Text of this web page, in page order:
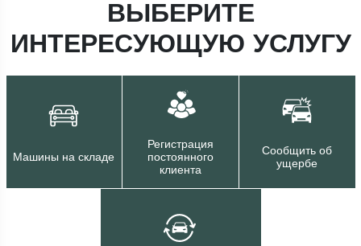
ВЫБЕРИТЕ
ИНТЕРЕСУЮЩУЮ УСЛУГУ
Машины на складе
Регистрация
постоянного
клиента
Сообщить об
ущербе